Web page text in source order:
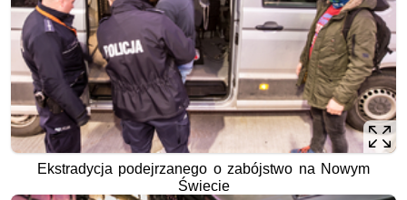
Ekstradycja podejrzanego o zabójstwo na Nowym
Świecie